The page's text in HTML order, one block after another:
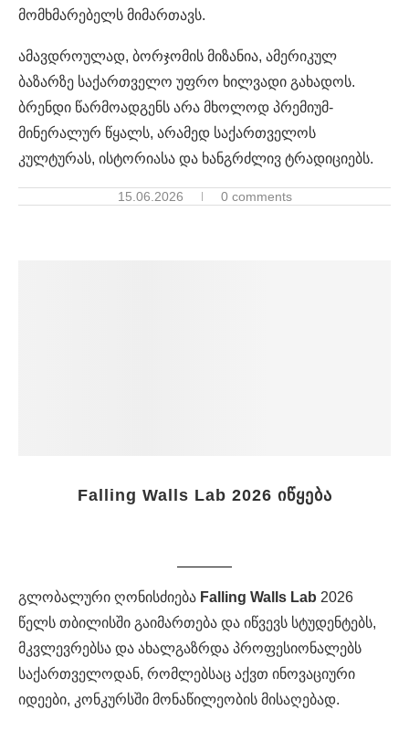
მომხმარებელს მიმართავს.
ამავდროულად, ბორჯომის მიზანია, ამერიკულ
ბაზარზე საქართველო უფრო ხილვადი გახადოს.
ბრენდი წარმოადგენს არა მხოლოდ პრემიუმ-
მინერალურ წყალს, არამედ საქართველოს
კულტურას, ისტორიასა და ხანგრძლივ ტრადიციებს.
15.06.2026 0 comments
Falling Walls Lab 2026 იწყება
გლობალური ღონისძიება Falling Walls Lab 2026
წელს თბილისში გაიმართება და იწვევს სტუდენტებს,
მკვლევრებსა და ახალგაზრდა პროფესიონალებს
საქართველოდან, რომლებსაც აქვთ ინოვაციური
იდეები, კონკურსში მონაწილეობის მისაღებად.